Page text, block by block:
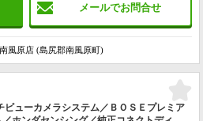
メールでお問合せ
原店 (島尻郡南風原町)
ューカメラシステム／ＢＯＳＥプレミア